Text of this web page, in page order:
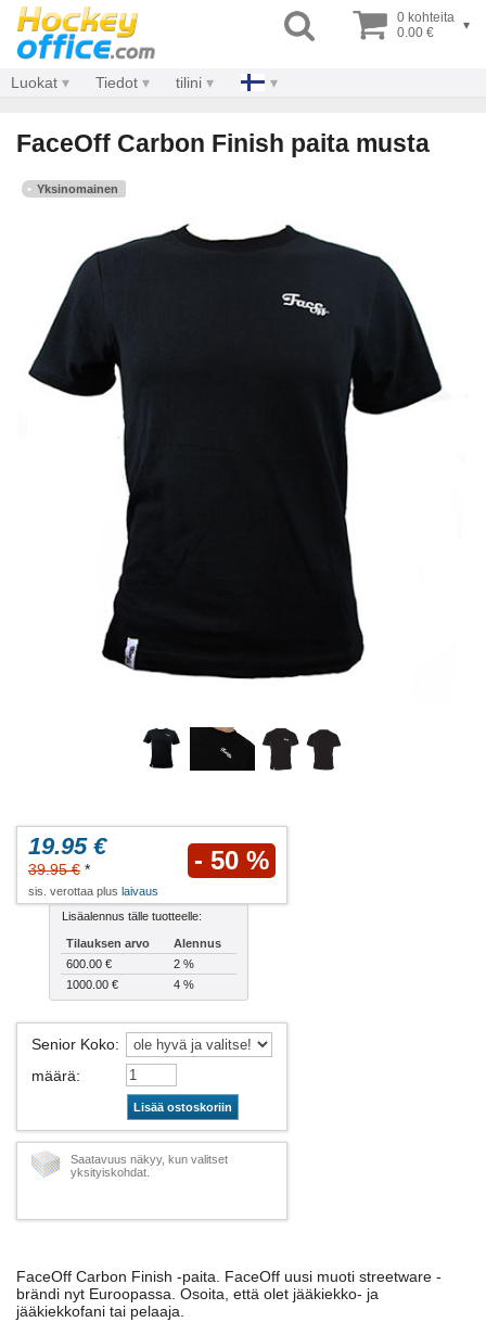
0 kohteita
0.00 €
▾
Luokat Tiedot tilini
FaceOff Carbon Finish paita musta
Yksinomainen
19.95 €
39.95 € * - 50 %
sis. verottaa plus laivaus
Lisäalennus tälle tuotteelle:
Tilauksen arvo
Alennus
600.00 €
2 %
1000.00 €
4 %
Senior Koko:
määrä:
Lisää ostoskoriin
Saatavuus näkyy, kun valitset
yksityiskohdat.
FaceOff Carbon Finish -paita. FaceOff uusi muoti streetware -
brändi nyt Euroopassa. Osoita, että olet jääkiekko- ja
jääkiekkofani tai pelaaja.